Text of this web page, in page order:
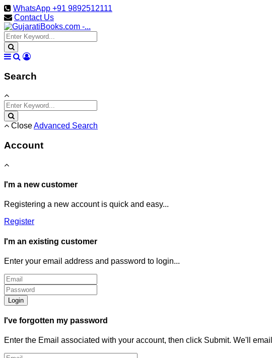
WhatsApp +91 9892512111
Contact Us
Search
CloseAdvanced Search
Account
I'm a new customer
Registering a new account is quick and easy...
Register
I'm an existing customer
Enter your email address and password to login...
Login
I've forgotten my password
Enter the Email associated with your account, then click Submit. We'll